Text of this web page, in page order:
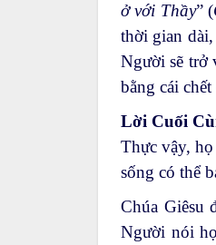
ở với Thầy” (
thời gian
Người sẽ trở
bằng cái
Lời Cuối
Thực vậy,
sống có thể
Chúa Giêsu
Người nói